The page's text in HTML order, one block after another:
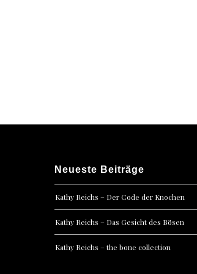
Neueste Beiträge
Kathy Reichs – Der Code der Knochen
Kathy Reichs – Das Gesicht des Bösen
Kathy Reichs – the bone collection